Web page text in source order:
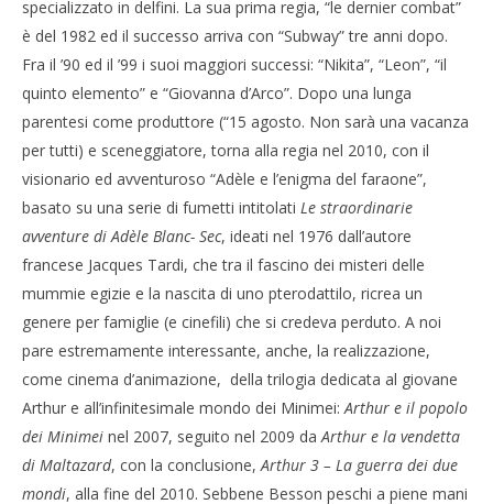
specializzato in delfini. La sua prima regia, “le dernier combat”
è del 1982 ed il successo arriva con “Subway” tre anni dopo.
Fra il ’90 ed il ’99 i suoi maggiori successi: “Nikita”, “Leon”, “il
quinto elemento” e “Giovanna d’Arco”. Dopo una lunga
parentesi come produttore (“15 agosto. Non sarà una vacanza
per tutti) e sceneggiatore, torna alla regia nel 2010, con il
visionario ed avventuroso “Adèle e l’enigma del faraone”,
basato su una serie di fumetti intitolati Le straordinarie
avventure di Adèle Blanc- Sec, ideati nel 1976 dall’autore
francese Jacques Tardi, che tra il fascino dei misteri delle
mummie egizie e la nascita di uno pterodattilo, ricrea un
genere per famiglie (e cinefili) che si credeva perduto. A noi
pare estremamente interessante, anche, la realizzazione,
come cinema d’animazione, della trilogia dedicata al giovane
Arthur e all’infinitesimale mondo dei Minimei:Arthur e il popolo
dei Minimei nel 2007, seguito nel 2009 daArthur e la vendetta
di Maltazard, con la conclusione,Arthur 3 – La guerra dei due
mondi, alla fine del 2010. Sebbene Besson peschi a piene mani